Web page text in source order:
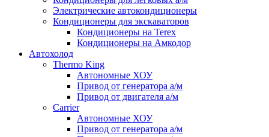
Электрические автокондиционеры
Кондиционеры для экскаваторов
Кондиционеры на Terex
Кондиционеры на Амкодор
Автохолод
Thermo King
Автономные ХОУ
Привод от генератора а/м
Привод от двигателя а/м
Carrier
Автономные ХОУ
Привод от генератора а/м